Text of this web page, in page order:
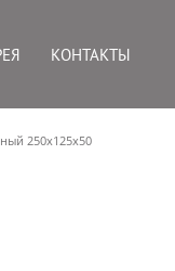
КОНТАКТЫ
250x125x50